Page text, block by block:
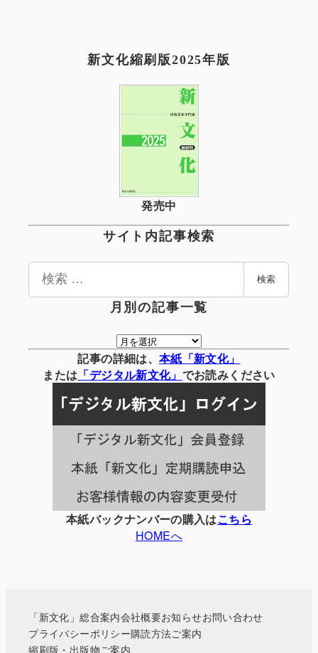
新文化縮刷版2025年版
発売中
サイト内記事検索
検
検索
月別の記事一覧
月
別
の
事
一
覧
記事の詳細は、 本紙「新文化」
または 「デジタル新文化」 でお読みください
本紙バックナンバーの購入はこちら
HOMEへ
「新文化」総合案内会社概要お知らせお問い合わせ
プライバシーポリシー購読方法ご案内
縮刷版・出版物ご案内